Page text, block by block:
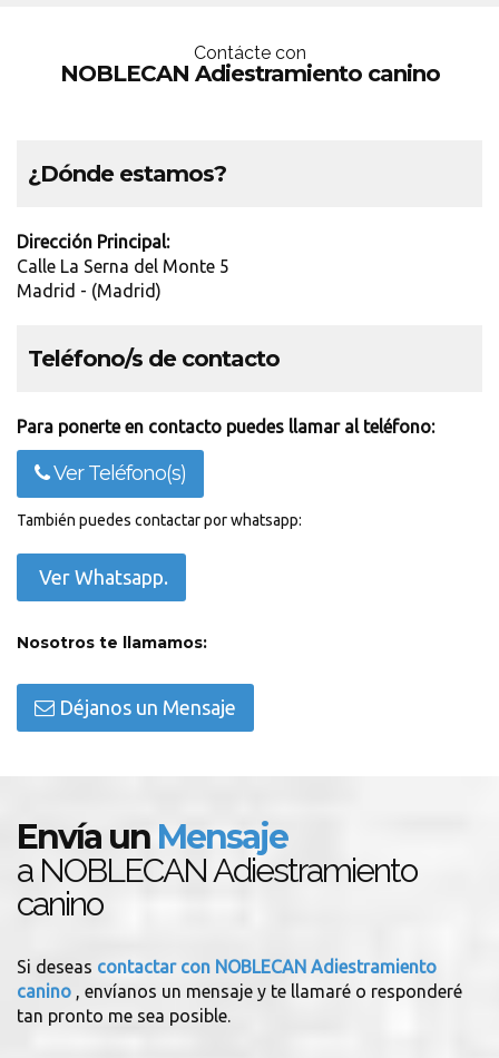
Contácte con
NOBLECAN Adiestramiento canino
¿Dónde estamos?
Dirección Principal:
Calle La Serna del Monte 5
Madrid - (Madrid)
Teléfono/s de contacto
Para ponerte en contacto puedes llamar al teléfono:
Ver Teléfono(s)
También puedes contactar por whatsapp:
Ver Whatsapp.
Nosotros te llamamos:
Déjanos un Mensaje
Envía un Mensaje
a NOBLECAN Adiestramiento
canino
Si deseas contactar con NOBLECAN Adiestramiento
canino , envíanos un mensaje y te llamaré o responderé
tan pronto me sea posible.